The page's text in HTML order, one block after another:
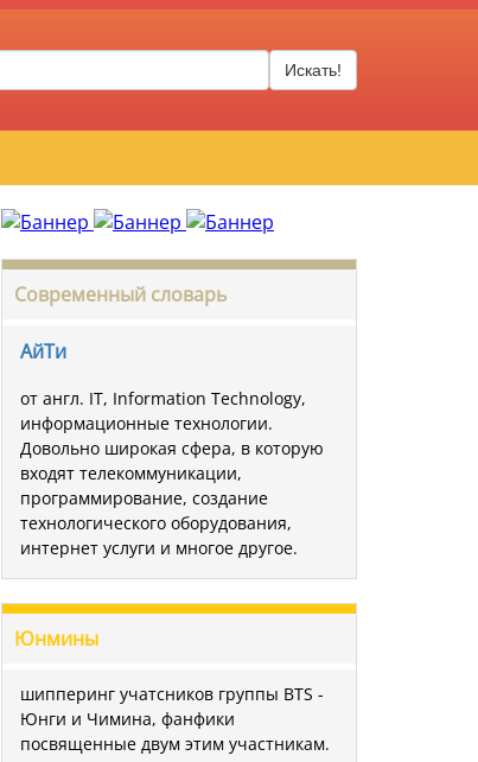
Искать!
Современный словарь
АйТи
от англ. IT, Information Technology,
информационные технологии.
Довольно широкая сфера, в которую
входят телекоммуникации,
программирование, создание
технологического оборудования,
интернет услуги и многое другое.
Юнмины
шипперинг учатсников группы BTS -
Юнги и Чимина, фанфики
посвященные двум этим участникам.